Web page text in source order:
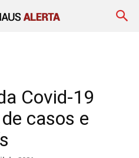
Covid-19
casos e